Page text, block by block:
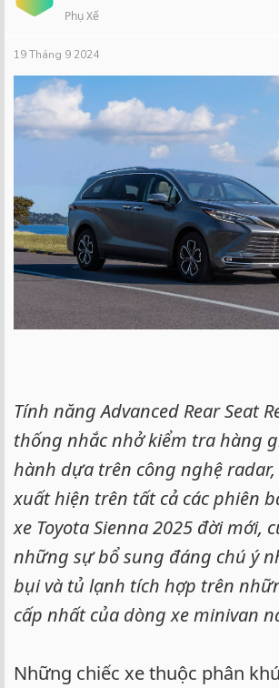
s
a
r
t
r
a
e
Phụ Xế
19 Tháng 9 2024
Tính năng Advanced Rear Seat
thống nhắc nhở kiểm tra hàng
hành dựa trên công nghệ
xuất hiện trên tất cả các phiên
xe Toyota Sienna 2025 đời mới,
những sự bổ sung đáng chú ý
bụi và tủ lạnh tích hợp trên
cấp nhất của dòng xe minivan
Những chiếc xe thuộc phân